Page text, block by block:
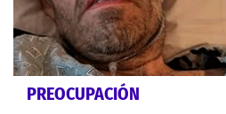
PREOCUPACIÓN